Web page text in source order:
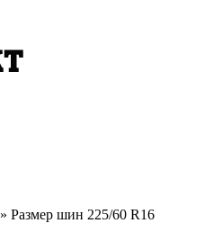
» Размер шин 225/60 R16